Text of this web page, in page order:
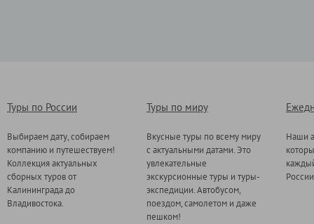
Туры по России
Выбираем дату, собираем
компанию и путешествуем!
Коллекция актуальных
сборных туров от
Калининграда до
Владивостока.
Туры по миру
Вкусные туры по всему миру
с актуальными датами. Это
увлекательные
экскурсионные туры и туры-
экспедиции. Автобусом,
поездом, самолетом и даже
пешком!
Наши